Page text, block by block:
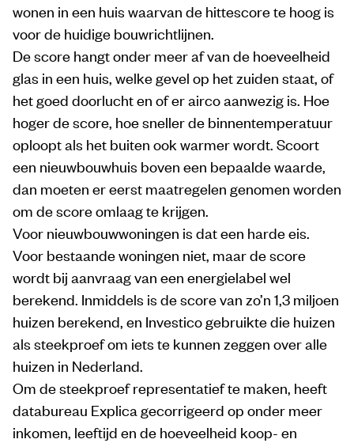
wonen in een huis waarvan de hittescore te hoog is
voor de huidige bouwrichtlijnen.
De score hangt onder meer af van de hoeveelheid
glas in een huis, welke gevel op het zuiden staat, of
het goed doorlucht en of er airco aanwezig is. Hoe
hoger de score, hoe sneller de binnentemperatuur
oploopt als het buiten ook warmer wordt. Scoort
een nieuwbouwhuis boven een bepaalde waarde,
dan moeten er eerst maatregelen genomen worden
om de score omlaag te krijgen.
Voor nieuwbouwwoningen is dat een harde eis.
Voor bestaande woningen niet, maar de score
wordt bij aanvraag van een energielabel wel
berekend. Inmiddels is de score van zo’n 1,3 miljoen
huizen berekend, en Investico gebruikte die huizen
als steekproef om iets te kunnen zeggen over alle
huizen in Nederland.
Om de steekproef representatief te maken, heeft
databureau Explica gecorrigeerd op onder meer
inkomen, leeftijd en de hoeveelheid koop- en